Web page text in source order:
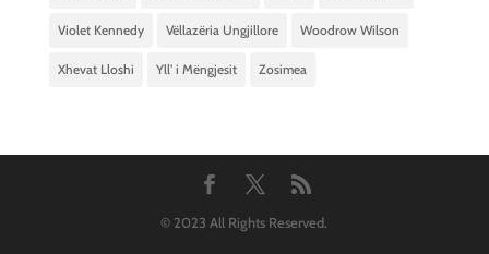
Violet Kennedy Vëllazëria Ungjillore Woodrow Wilson
Xhevat Lloshi Yll’ i Mëngjesit Zosimea
© 2023 All Rights Reserved.